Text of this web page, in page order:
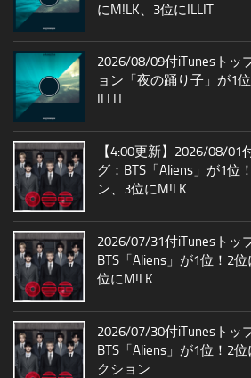
にM!LK、3位にILLIT
2026/08/09付iTunesトッ
ョン「夜の踊り子」が1
ILLIT
【4:00更新】2026/08/01
グ：BTS「Aliens」が1位
ン、3位にM!LK
2026/07/31付iTunesトッ
BTS「Aliens」が1位！2
位にM!LK
2026/07/30付iTunesトッ
BTS「Aliens」が1位！2
クション